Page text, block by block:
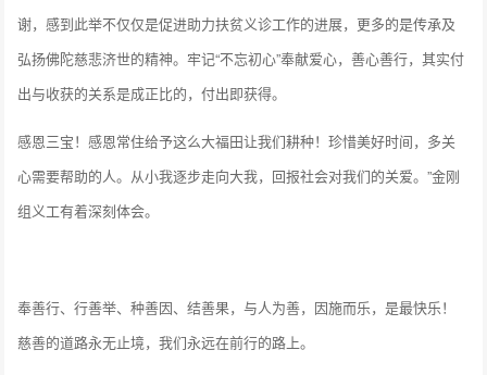
谢，感到此举不仅仅是促进助力扶贫义诊工作的进展，更多的是传承及
弘扬佛陀慈悲济世的精神。牢记“不忘初心”奉献爱心，善心善行，其实付
出与收获的关系是成正比的，付出即获得。
感恩三宝！感恩常住给予这么大福田让我们耕种！珍惜美好时间，多关
心需要帮助的人。从小我逐步走向大我，回报社会对我们的关爱。”金刚
组义工有着深刻体会。
奉善行、行善举、种善因、结善果，与人为善，因施而乐，是最快乐！
慈善的道路永无止境，我们永远在前行的路上。